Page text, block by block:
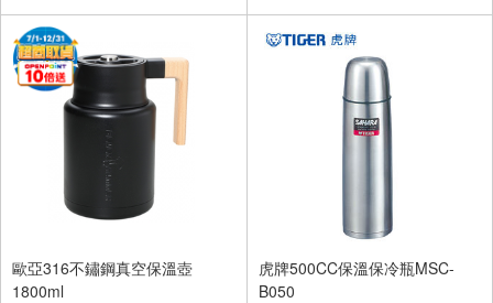
歐亞316不鏽鋼真空保溫壺
1800ml
虎牌500CC保溫保冷瓶MSC-
B050